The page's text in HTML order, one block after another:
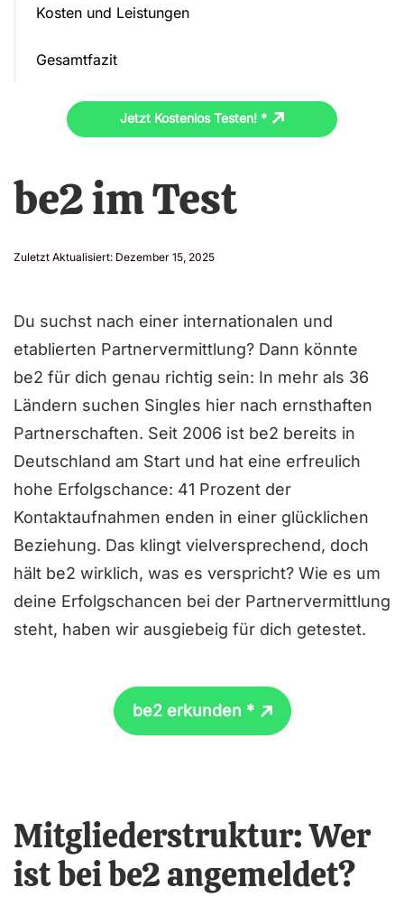
Kosten und Leistungen
Gesamtfazit
Jetzt Kostenlos Testen! *
be2 im Test
Zuletzt Aktualisiert: Dezember 15, 2025
Du suchst nach einer internationalen und
etablierten Partnervermittlung? Dann könnte
be2 für dich genau richtig sein: In mehr als 36
Ländern suchen Singles hier nach ernsthaften
Partnerschaften. Seit 2006 ist be2 bereits in
Deutschland am Start und hat eine erfreulich
hohe Erfolgschance: 41 Prozent der
Kontaktaufnahmen enden in einer glücklichen
Beziehung. Das klingt vielversprechend, doch
hält be2 wirklich, was es verspricht? Wie es um
deine Erfolgschancen bei der Partnervermittlung
steht, haben wir ausgiebeig für dich getestet.
be2 erkunden *
Mitgliederstruktur: Wer
ist bei be2 angemeldet?